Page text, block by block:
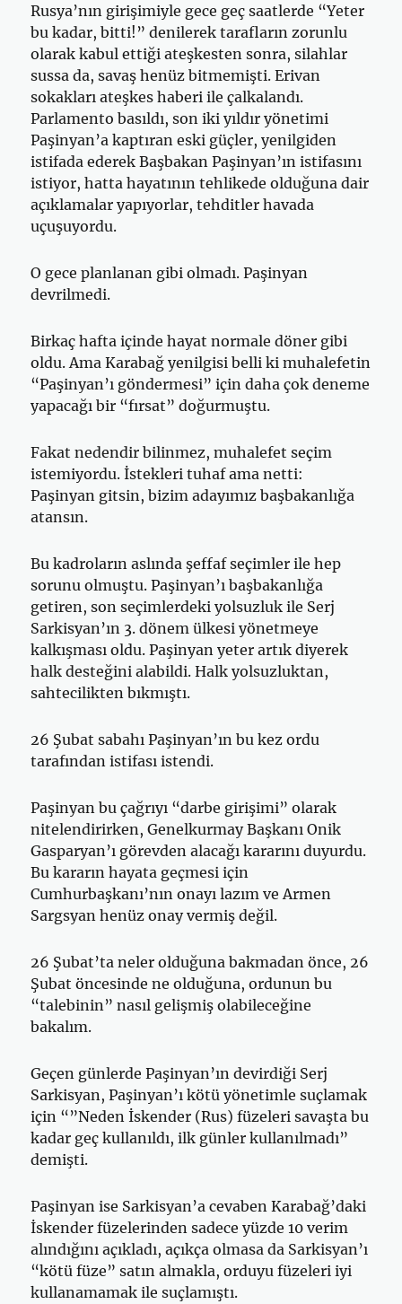
Rusya’nın girişimiyle gece geç saatlerde “Yeter
bu kadar, bitti!” denilerek tarafların zorunlu
olarak kabul ettiği ateşkesten sonra, silahlar
sussa da, savaş henüz bitmemişti. Erivan
sokakları ateşkes haberi ile çalkalandı.
Parlamento basıldı, son iki yıldır yönetimi
Paşinyan’a kaptıran eski güçler, yenilgiden
istifada ederek Başbakan Paşinyan’ın istifasını
istiyor, hatta hayatının tehlikede olduğuna dair
açıklamalar yapıyorlar, tehditler havada
uçuşuyordu.
O gece planlanan gibi olmadı. Paşinyan
devrilmedi.
Birkaç hafta içinde hayat normale döner gibi
oldu. Ama Karabağ yenilgisi belli ki muhalefetin
“Paşinyan’ı göndermesi” için daha çok deneme
yapacağı bir “fırsat” doğurmuştu.
Fakat nedendir bilinmez, muhalefet seçim
istemiyordu. İstekleri tuhaf ama netti:
Paşinyan gitsin, bizim adayımız başbakanlığa
atansın.
Bu kadroların aslında şeffaf seçimler ile hep
sorunu olmuştu. Paşinyan’ı başbakanlığa
getiren, son seçimlerdeki yolsuzluk ile Serj
Sarkisyan’ın 3. dönem ülkesi yönetmeye
kalkışması oldu. Paşinyan yeter artık diyerek
halk desteğini alabildi. Halk yolsuzluktan,
sahtecilikten bıkmıştı.
26 Şubat sabahı Paşinyan’ın bu kez ordu
tarafından istifası istendi.
Paşinyan bu çağrıyı “darbe girişimi” olarak
nitelendirirken, Genelkurmay Başkanı Onik
Gasparyan’ı görevden alacağı kararını duyurdu.
Bu kararın hayata geçmesi için
Cumhurbaşkanı’nın onayı lazım ve Armen
Sargsyan henüz onay vermiş değil.
26 Şubat’ta neler olduğuna bakmadan önce, 26
Şubat öncesinde ne olduğuna, ordunun bu
“talebinin” nasıl gelişmiş olabileceğine
bakalım.
Geçen günlerde Paşinyan’ın devirdiği Serj
Sarkisyan, Paşinyan’ı kötü yönetimle suçlamak
için “”Neden İskender (Rus) füzeleri savaşta bu
kadar geç kullanıldı, ilk günler kullanılmadı”
demişti.
Paşinyan ise Sarkisyan’a cevaben Karabağ’daki
İskender füzelerinden sadece yüzde 10 verim
alındığını açıkladı, açıkça olmasa da Sarkisyan’ı
“kötü füze” satın almakla, orduyu füzeleri iyi
kullanamamak ile suçlamıştı.